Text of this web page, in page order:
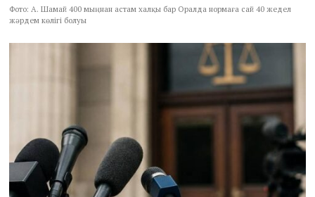
Фото: А. Шамай 400 мыңнан астам халқы бар Оралда нормаға сай 40 жедел
жәрдем көлігі болуы